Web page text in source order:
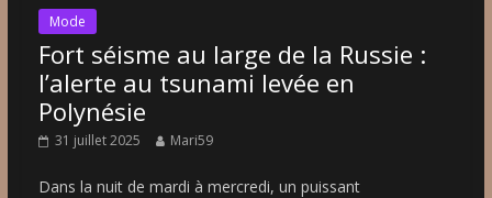
Mode
Fort séisme au large de la Russie :
l’alerte au tsunami levée en
Polynésie
31 juillet 2025 Mari59
Dans la nuit de mardi à mercredi, un puissant